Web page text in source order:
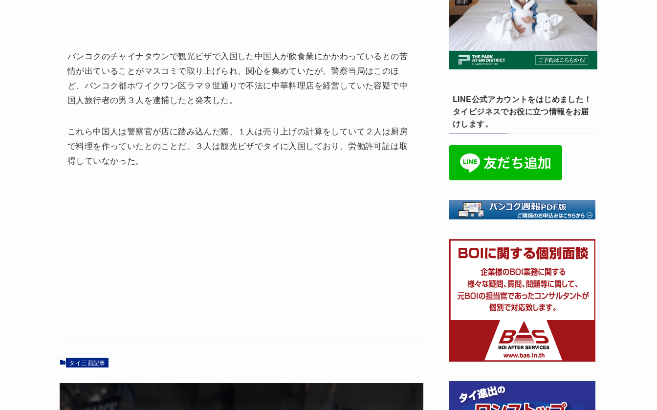
バンコクのチャイナタウンで観光ビザで入国した中国人が飲食業にかかわっているとの苦
情が出ていることがマスコミで取り上げられ、関心を集めていたが、警察当局はこのほ
ど、バンコク都ホワイクワン区ラマ９世通りで不法に中華料理店を経営していた容疑で中
国人旅行者の男３人を逮捕したと発表した。
これら中国人は警察官が店に踏み込んだ際、１人は売り上げの計算をしていて２人は厨房
で料理を作っていたとのことだ。３人は観光ビザでタイに入国しており、労働許可証は取
得していなかった。
タイ三面記事
LINE公式アカウントをはじめました！
タイビジネスでお役に立つ情報をお届
けします。